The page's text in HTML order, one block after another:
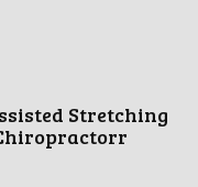
Stretching